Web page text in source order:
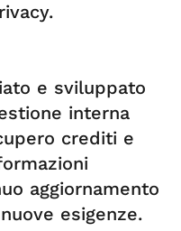
e sviluppato
interna
crediti e
aggiornamento
esigenze.